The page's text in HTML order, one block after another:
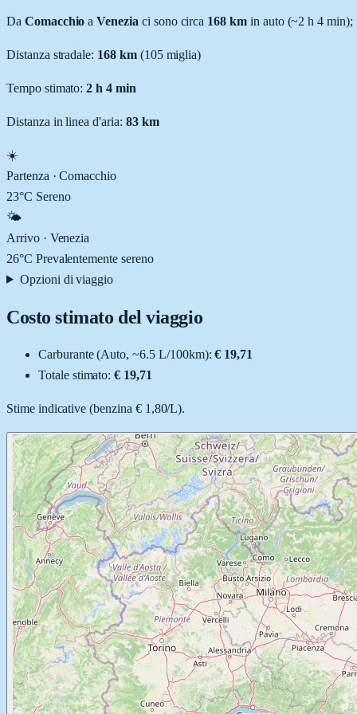
Da Comacchio aVenezia ci sono circa 168 kmin auto (~2 h 4 min);
Distanza stradale: 168km (105miglia)
Tempo stimato:2 h 4 min
Distanza in linea d'aria: 83km
☀️
Partenza ·Comacchio
23°C Sereno
🌤️
Arrivo · Venezia
26°C Prevalentemente sereno
Opzioni di viaggio
Costo stimato del viaggio
Carburante (Auto, ~6.5 L/100km): € 19,71
Totale stimato:€ 19,71
Stime indicative (benzina € 1,80/L).